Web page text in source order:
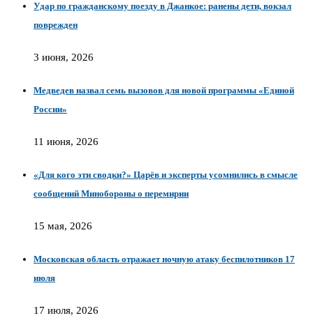
Удар по гражданскому поезду в Джанкое: ранены дети, вокзал
поврежден
3 июня, 2026
Медведев назвал семь вызовов для новой программы «Единой
России»
11 июня, 2026
«Для кого эти сводки?» Царёв и эксперты усомнились в смысле
сообщений Минобороны о перемирии
15 мая, 2026
Московская область отражает ночную атаку беспилотников 17
июля
17 июля, 2026